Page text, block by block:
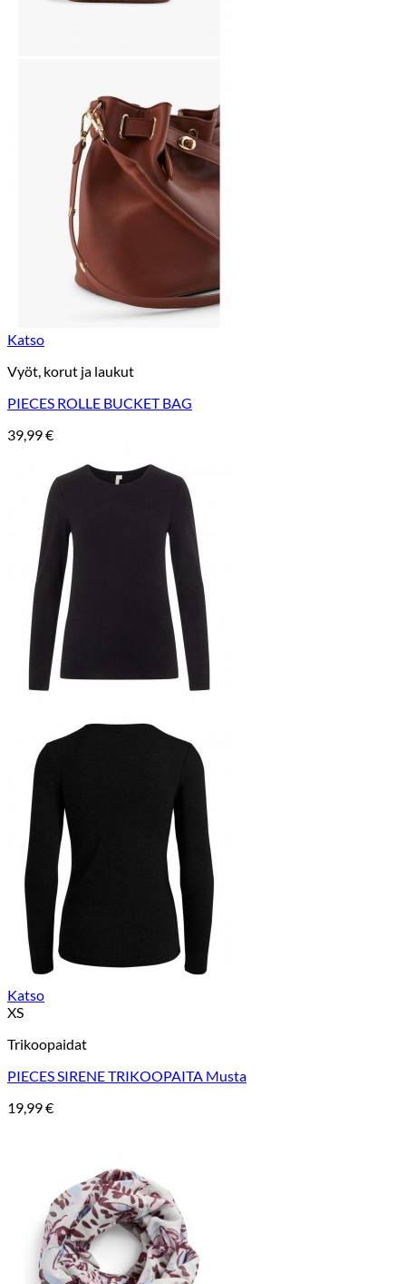
Katso
Vyöt, korut ja laukut
PIECES ROLLE BUCKET BAG
39,99€
Katso
XS
Trikoopaidat
PIECES SIRENE TRIKOOPAITA Musta
19,99€